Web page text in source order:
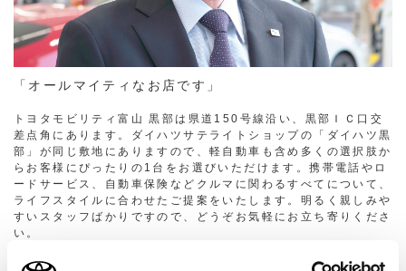
「オールマイティなお店です」
トヨタモビリティ富山 黒部は県道150号線沿い、黒部ＩＣ口交
差点角にあります。ダイハツサテライトショップの「ダイハツ黒
部」が同じ敷地にありますので、軽自動車も含め多くの選択肢か
らお客様にぴったりの1台をお選びいただけます。携帯電話やロ
ードサービス、自動車保険などクルマに関わるすべてについて、
ライフスタイルに合わせたご提案をいたします。明るく親しみや
すいスタッフばかりですので、どうぞお気軽にお立ち寄りくださ
い。